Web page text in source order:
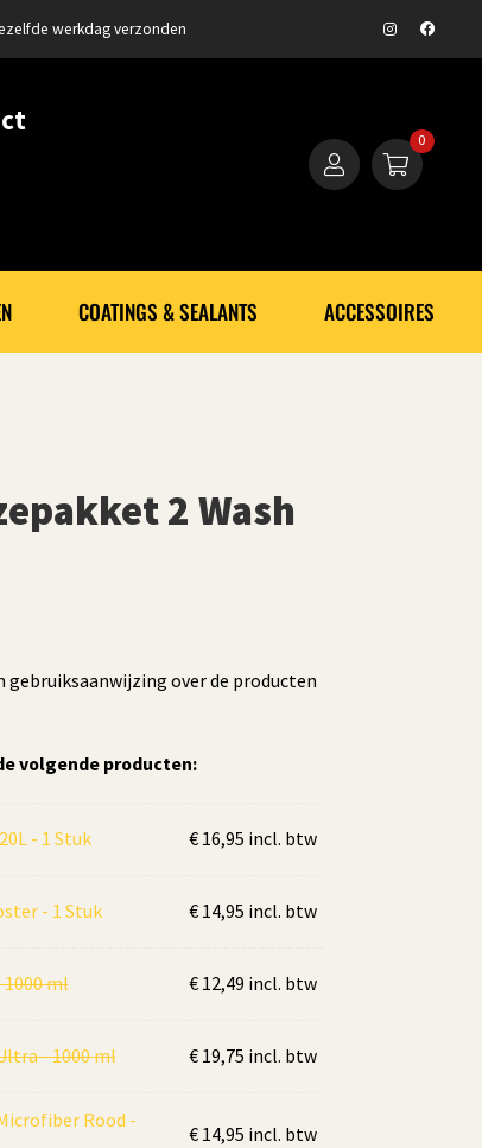
werkdag verzonden
0
COATINGS & SEALANTS ACCESSOIRES
2 Wash
gebruiksaanwijzing over de producten
volgende producten:
- 1 Stuk €16,95 incl. btw
- 1 Stuk €14,95 incl. btw
ml €12,49 incl. btw
- 1000 ml €19,75 incl. btw
Rood -
€14,95 incl. btw